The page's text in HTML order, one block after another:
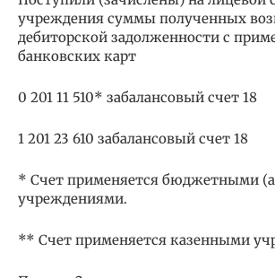
учреждения суммы полученных
дебиторской задолженности с
банковских карт
0 201 11 510* забалансовый счет 18
1 201 23 610 забалансовый счет 18
* Счет применяется бюджетными
учреждениями.
** Счет применяется казенными